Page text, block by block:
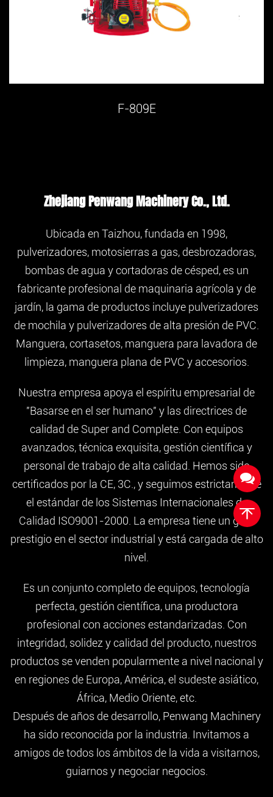
F-809E
Zhejiang Penwang Machinery Co., Ltd.
Ubicada en Taizhou, fundada en 1998,
pulverizadores, motosierras a gas, desbrozadoras,
bombas de agua y cortadoras de césped, es un
fabricante profesional de maquinaria agrícola y de
jardín, la gama de productos incluye pulverizadores
de mochila y pulverizadores de alta presión de PVC.
Manguera, cortasetos, manguera para lavadora de
limpieza, manguera plana de PVC y accesorios.
Nuestra empresa apoya el espíritu empresarial de
"Basarse en el ser humano" y las directrices de
calidad de Super and Complete. Con equipos
avanzados, técnica exquisita, gestión científica y
personal de trabajo de alta calidad. Hemos sido
certificados por la CE, 3C., y seguimos estrictamente
el estándar de los Sistemas Internacionales de
Calidad ISO9001-2000. La empresa tiene un gran
prestigio en el sector industrial y está cargada de alto
nivel.
Es un conjunto completo de equipos, tecnología
perfecta, gestión científica, una productora
profesional con acciones estandarizadas. Con
integridad, solidez y calidad del producto, nuestros
productos se venden popularmente a nivel nacional y
en regiones de Europa, América, el sudeste asiático,
África, Medio Oriente, etc.
Después de años de desarrollo, Penwang Machinery
ha sido reconocida por la industria. Invitamos a
amigos de todos los ámbitos de la vida a visitarnos,
guiarnos y negociar negocios.